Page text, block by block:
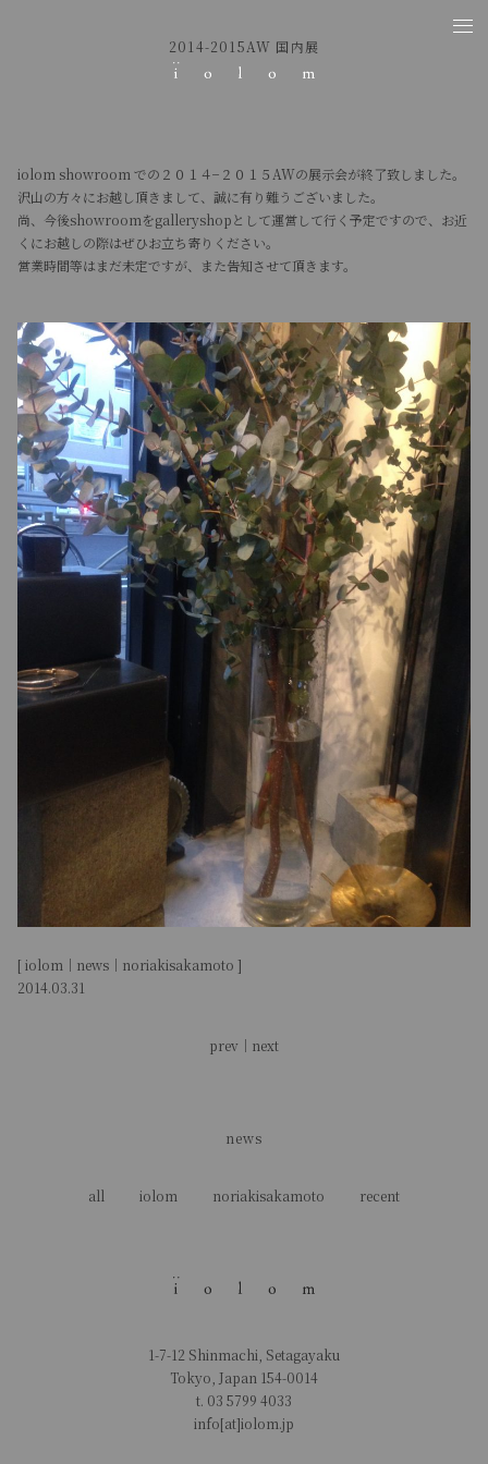
2014-2015AW 国内展
iolom showroom での２０１４−２０１５AWの展示会が終了致しました。
沢山の方々にお越し頂きまして、誠に有り難うございました。
尚、今後showroomをgalleryshopとして運営して行く予定ですので、お近
くにお越しの際はぜひお立ち寄りください。
営業時間等はまだ未定ですが、また告知させて頂きます。
[ iolom｜news｜noriakisakamoto ]
2014.03.31
prev ｜ next
news
all iolom noriakisakamoto recent
1-7-12 Shinmachi, Setagayaku
Tokyo, Japan 154-0014
t. 03 5799 4033
info[at]iolom.jp